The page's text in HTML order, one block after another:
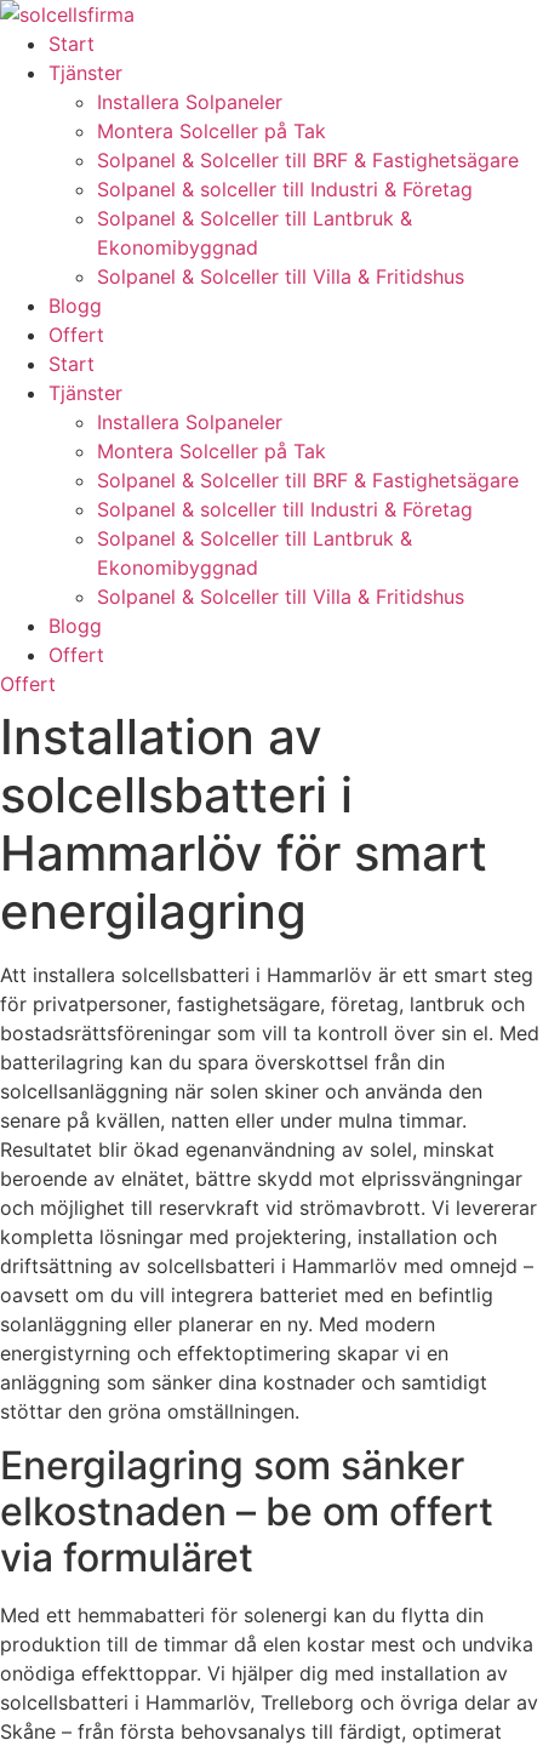
Skip
content
Start
Tjänster
Installera Solpaneler
Montera Solceller på Tak
Solpanel & Solceller till BRF & Fastighetsägare
Solpanel & solceller till Industri & Företag
Solpanel & Solceller till Lantbruk &
Ekonomibyggnad
Solpanel & Solceller till Villa & Fritidshus
Blogg
Offert
Start
Tjänster
Installera Solpaneler
Montera Solceller på Tak
Solpanel & Solceller till BRF & Fastighetsägare
Solpanel & solceller till Industri & Företag
Solpanel & Solceller till Lantbruk &
Ekonomibyggnad
Solpanel & Solceller till Villa & Fritidshus
Blogg
Offert
Offert
Installation av
solcellsbatteri i
Hammarlöv för smart
energilagring
Att installera solcellsbatteri i Hammarlöv är ett smart steg
för privatpersoner, fastighetsägare, företag, lantbruk och
bostadsrättsföreningar som vill ta kontroll över sin el. Med
batterilagring kan du spara överskottsel från din
solcellsanläggning när solen skiner och använda den
senare på kvällen, natten eller under mulna timmar.
Resultatet blir ökad egenanvändning av solel, minskat
beroende av elnätet, bättre skydd mot elprissvängningar
och möjlighet till reservkraft vid strömavbrott. Vi levererar
kompletta lösningar med projektering, installation och
driftsättning av solcellsbatteri i Hammarlöv med omnejd –
oavsett om du vill integrera batteriet med en befintlig
solanläggning eller planerar en ny. Med modern
energistyrning och effektoptimering skapar vi en
anläggning som sänker dina kostnader och samtidigt
stöttar den gröna omställningen.
Energilagring som sänker
elkostnaden – be om offert
via formuläret
Med ett hemmabatteri för solenergi kan du flytta din
produktion till de timmar då elen kostar mest och undvika
onödiga effekttoppar. Vi hjälper dig med installation av
solcellsbatteri i Hammarlöv, Trelleborg och övriga delar av
Skåne – från första behovsanalys till färdigt, optimerat